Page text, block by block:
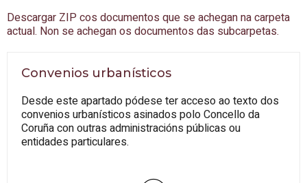
Descargar ZIP cos documentos que se achegan na carpeta
actual. Non se achegan os documentos das subcarpetas.
Convenios urbanísticos
Desde este apartado pódese ter acceso ao texto dos
convenios urbanísticos asinados polo Concello da
Coruña con outras administracións públicas ou
entidades particulares.